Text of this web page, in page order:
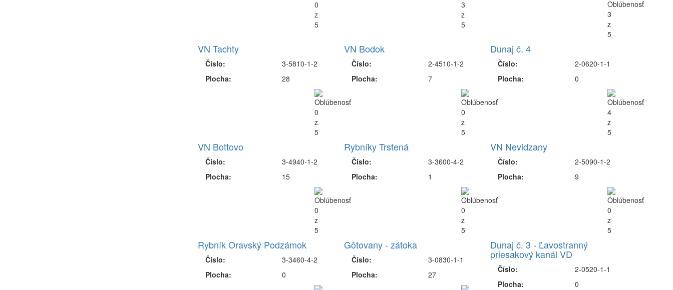
VN Tachty
Číslo:
Plocha:
3-5810-1-2
28
VN Bodok
Číslo:
Plocha:
2-4510-1-2
7
Dunaj č. 4
Číslo:
Plocha:
2-0620-1-1
0
VN Bottovo
Číslo:
Plocha:
3-4940-1-2
15
Rybníky Trstená
Číslo:
Plocha:
3-3600-4-2
1
VN Nevidzany
Číslo:
Plocha:
2-5090-1-2
9
Rybník Oravský Podzámok
Číslo:
Plocha:
3-3460-4-2
0
Gôtovany - zátoka
Číslo:
Plocha:
3-0830-1-1
27
Dunaj č. 3 - Ľavostranný
priesakový kanál VD
Číslo:
Plocha:
2-0520-1-1
0